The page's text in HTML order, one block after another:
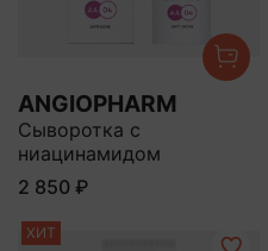
ANGIOPHARM
Сыворотка с
ниацинамидом
2 850 ₽
ХИТ